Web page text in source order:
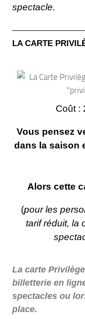
spectacle.
LA CARTE
Coût :
Vous pensez
dans la saison
Alors cette
(pour les
tarif réduit, la
La carte
billetterie en
spectacles ou
place.